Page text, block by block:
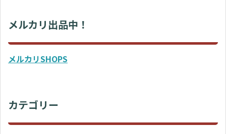
メルカリ出品中！
メルカリSHOPS
カテゴリー